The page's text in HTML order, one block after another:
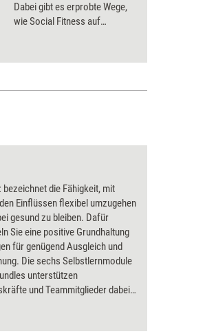
Dabei gibt es erprobte Wege,
wie Social Fitness auf
aber zentrale Hebel.
bezeichnet die Fähigkeit, mit
Einflüssen flexibel umzugehen
gesund zu bleiben. Dafür
Sie eine positive Grundhaltung
für genügend Ausgleich und
Die sechs Selbstlernmodule
unterstützen
und Teammitglieder dabei,